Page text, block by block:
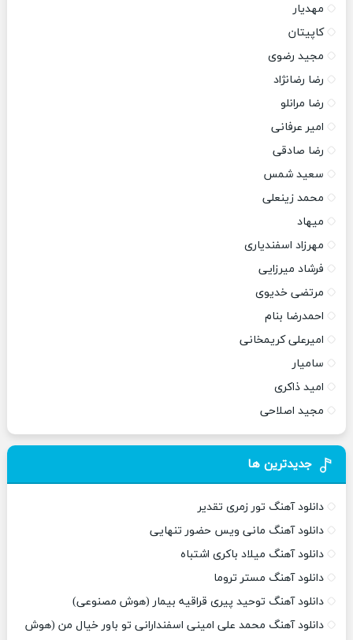
مهدیار
کاپیتان
مجید رضوی
رضا رضانژاد
رضا مرانلو
امیر عرفانی
رضا صادقی
سعید شمس
محمد زینعلی
میهاد
مهرزاد اسفندیاری
فرشاد میرزایی
مرتضی خدیوی
احمدرضا بنام
امیرعلی کریمخانی
سامیار
امید ذاکری
مجید اصلاحی
جدیدترین ها
دانلود آهنگ تور زمری تقدیر
دانلود آهنگ مانی ویس حضور تنهایی
دانلود آهنگ میلاد باکری اشتباه
دانلود آهنگ مستر تروما
دانلود آهنگ توحید پیری قراقیه بیمار (هوش مصنوعی)
دانلود آهنگ محمد علی امینی اسفندارانی تو باور خیال من (هوش